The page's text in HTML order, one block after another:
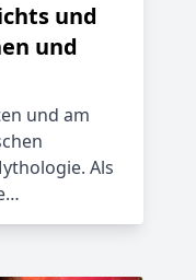
und
und
und am
Als